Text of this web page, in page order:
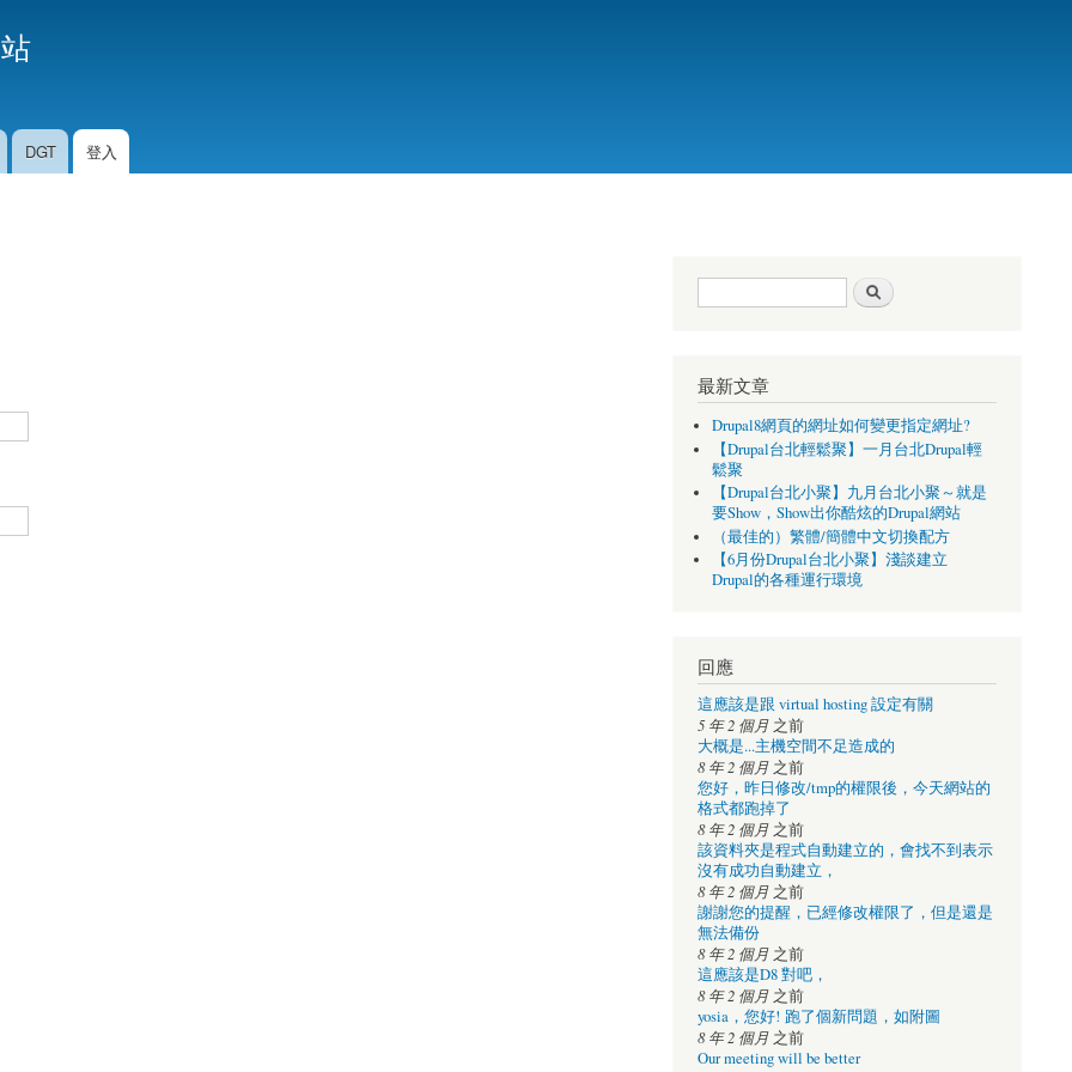
DGT 登入
搜尋表單
最新文章
Drupal8網頁的網址如何變更指定網址?
【Drupal台北輕鬆聚】一月台北Drupal輕
鬆聚
【Drupal台北小聚】九月台北小聚～就是
要Show，Show出你酷炫的Drupal網站
（最佳的）繁體/簡體中文切換配方
【6月份Drupal台北小聚】淺談建立
Drupal的各種運行環境
回應
這應該是跟 virtual hosting 設定有關
5 年 2 個月之前
大概是...主機空間不足造成的
8 年 2 個月之前
您好，昨日修改/tmp的權限後，今天網站的
格式都跑掉了
8 年 2 個月之前
該資料夾是程式自動建立的，會找不到表示
沒有成功自動建立，
8 年 2 個月之前
謝謝您的提醒，已經修改權限了，但是還是
無法備份
8 年 2 個月之前
這應該是D8 對吧，
8 年 2 個月之前
yosia，您好! 跑了個新問題，如附圖
8 年 2 個月之前
Our meeting will be better